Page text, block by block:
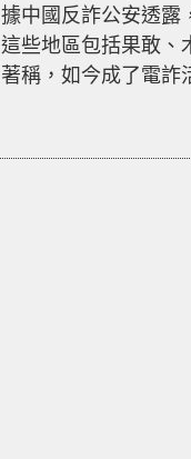
中國反詐公安透露
些地區包括果敢、
，如今成了電詐活動的中
，絕大多數人都是
官方數據相符，